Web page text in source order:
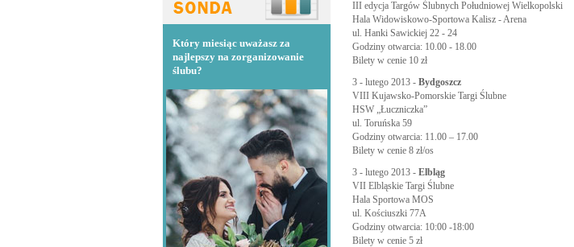
Który miesiąc uważasz za
najlepszy na zorganizowanie
ślubu?
III edycja Targów Ślubnych Południowej Wielkopolski
Hala Widowiskowo-Sportowa Kalisz - Arena
ul. Hanki Sawickiej 22 - 24
Godziny otwarcia: 10.00 - 18.00
Bilety w cenie 10 zł
3 - lutego 2013 - Bydgoszcz
VIII Kujawsko-Pomorskie Targi Ślubne
HSW „Łuczniczka”
ul. Toruńska 59
Godziny otwarcia: 11.00 – 17.00
Bilety w cenie 8 zł/os
3 - lutego 2013 - Elbląg
VII Elbląskie Targi Ślubne
Hala Sportowa MOS
ul. Kościuszki 77A
Godziny otwarcia: 10:00 -18:00
Bilety w cenie 5 zł